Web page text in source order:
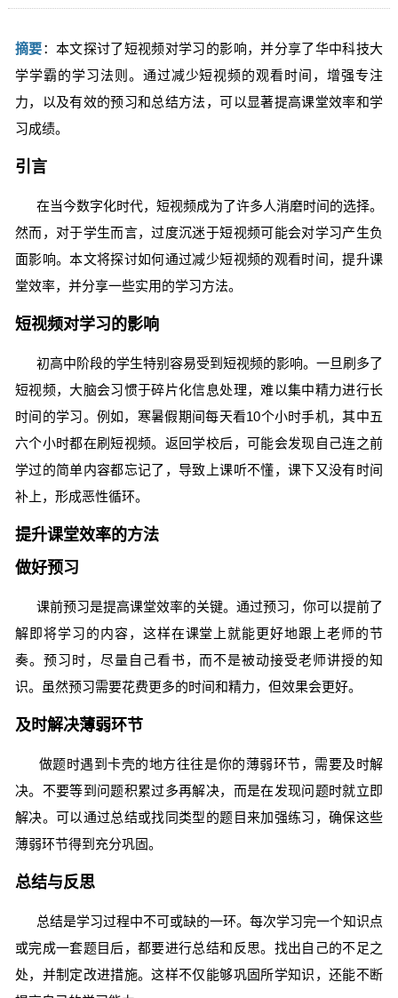
摘要：本文探讨了短视频对学习的影响，并分享了华中科技大
学学霸的学习法则。通过减少短视频的观看时间，增强专注
力，以及有效的预习和总结方法，可以显著提高课堂效率和学
习成绩。
引言
在当今数字化时代，短视频成为了许多人消磨时间的选择。
然而，对于学生而言，过度沉迷于短视频可能会对学习产生负
面影响。本文将探讨如何通过减少短视频的观看时间，提升课
堂效率，并分享一些实用的学习方法。
短视频对学习的影响
初高中阶段的学生特别容易受到短视频的影响。一旦刷多了
短视频，大脑会习惯于碎片化信息处理，难以集中精力进行长
时间的学习。例如，寒暑假期间每天看10个小时手机，其中五
六个小时都在刷短视频。返回学校后，可能会发现自己连之前
学过的简单内容都忘记了，导致上课听不懂，课下又没有时间
补上，形成恶性循环。
提升课堂效率的方法
做好预习
课前预习是提高课堂效率的关键。通过预习，你可以提前了
解即将学习的内容，这样在课堂上就能更好地跟上老师的节
奏。预习时，尽量自己看书，而不是被动接受老师讲授的知
识。虽然预习需要花费更多的时间和精力，但效果会更好。
及时解决薄弱环节
做题时遇到卡壳的地方往往是你的薄弱环节，需要及时解
决。不要等到问题积累过多再解决，而是在发现问题时就立即
解决。可以通过总结或找同类型的题目来加强练习，确保这些
薄弱环节得到充分巩固。
总结与反思
总结是学习过程中不可或缺的一环。每次学习完一个知识点
或完成一套题目后，都要进行总结和反思。找出自己的不足之
处，并制定改进措施。这样不仅能够巩固所学知识，还能不断